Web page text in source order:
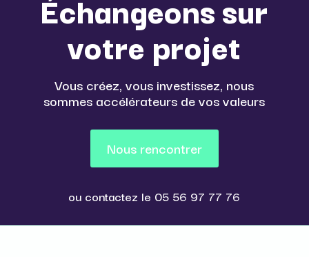
Échangeons sur
votre projet
Vous créez, vous investissez, nous
sommes accélérateurs de vos valeurs
Nous rencontrer
ou contactez le 05 56 97 77 76